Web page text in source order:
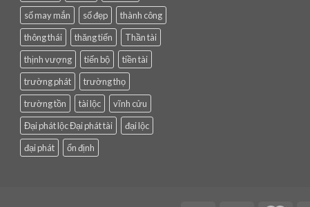
số may mắn
số đẹp
thành công
thông thái
thăng tiến
Thần tài
thịnh vượng
tiến bộ
tiền tài
trường phát
trường thọ
trường tồn
tài lộc
vĩnh cửu
Đại phát lộc Đại phát tài
đại lộc
đại phát
ổn định